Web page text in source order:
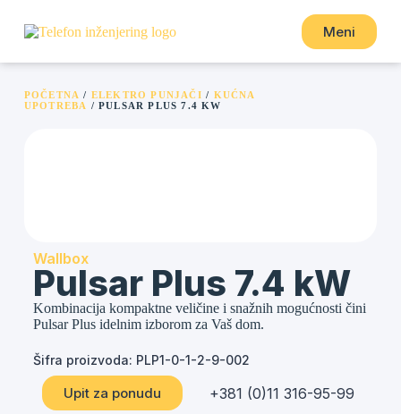
Meni
POČETNA / ELEKTRO PUNJAČI / KUĆNA
UPOTREBA / PULSAR PLUS 7.4 KW
Wallbox
Pulsar Plus 7.4 kW
Kombinacija kompaktne veličine i snažnih mogućnosti čini
Pulsar Plus idelnim izborom za Vaš dom.
Šifra proizvoda: PLP1-0-1-2-9-002
Upit za ponudu +381 (0)11 316-95-99